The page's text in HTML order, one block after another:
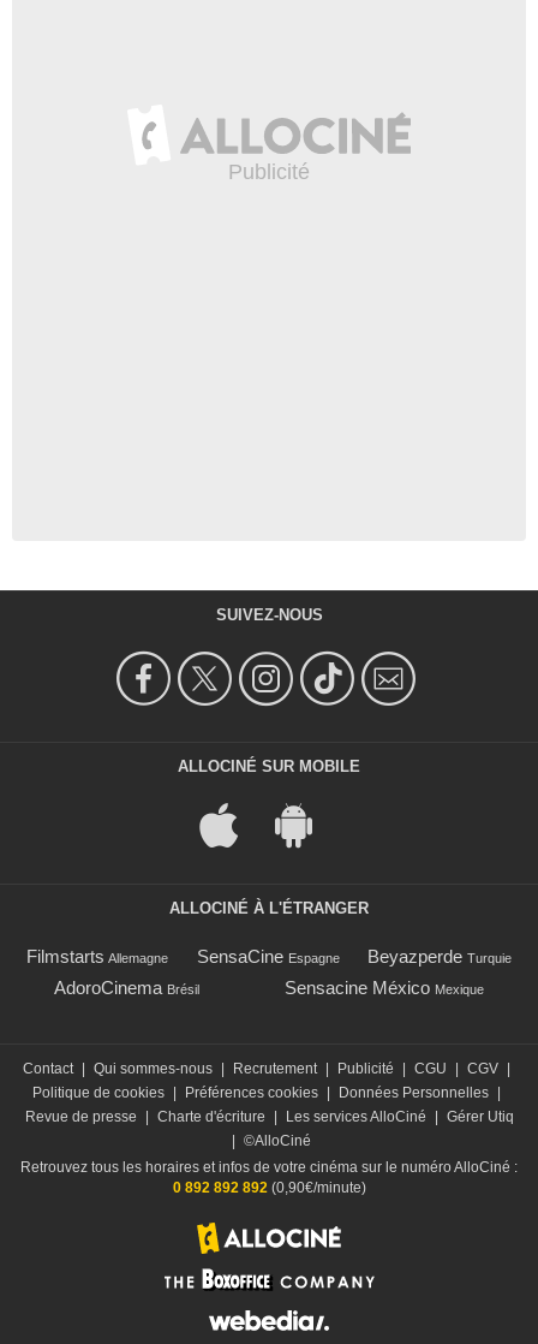
SUIVEZ-NOUS
ALLOCINÉ SUR MOBILE
ALLOCINÉ À L'ÉTRANGER
Filmstarts Allemagne SensaCine Espagne Beyazperde Turquie
AdoroCinema Brésil Sensacine México Mexique
Contact Qui sommes-nous Recrutement Publicité CGU CGV
Politique de cookies
Préférences cookies Données Personnelles
Revue de presse
Charte d'écriture Les services AlloCiné
Gérer Utiq
©AlloCiné
Retrouvez tous les horaires et infos de votre cinéma sur le numéro AlloCiné :
0 892 892 892(0,90€/minute)